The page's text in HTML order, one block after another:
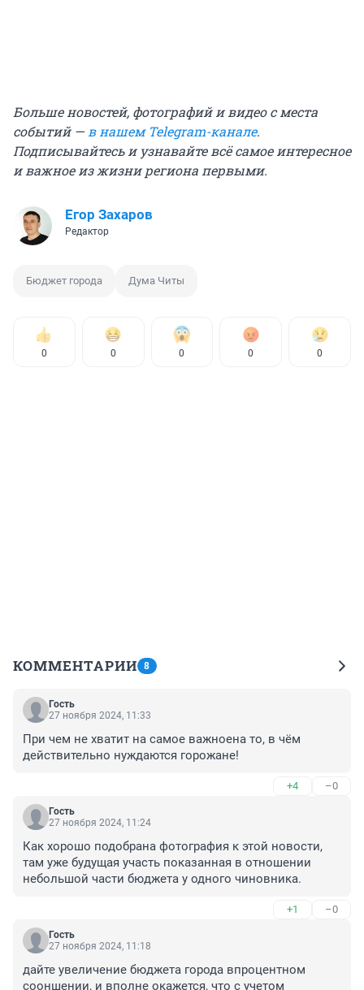
Больше новостей, фотографий и видео с места
событий —в нашем Telegram-канале.
Подписывайтесь и узнавайте всё самое интересное
и важное из жизни региона первыми.
Егор Захаров
Редактор
Бюджет города Дума Читы
0 0 0 0 0
КОММЕНТАРИИ 8
Гость
27 ноября 2024, 11:33
При чем не хватит на самое важноена то, в чём
действительно нуждаются горожане!
+4 –0
Гость
27 ноября 2024, 11:24
Как хорошо подобрана фотография к этой новости,
там уже будущая участь показанная в отношении
небольшой части бюджета у одного чиновника.
+1 –0
Гость
27 ноября 2024, 11:18
дайте увеличение бюджета города впроцентном
сооншении, и вполне окажется, что с учетом